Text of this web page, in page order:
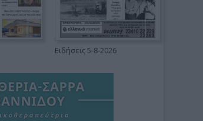
Ειδήσεις 5-8-2026